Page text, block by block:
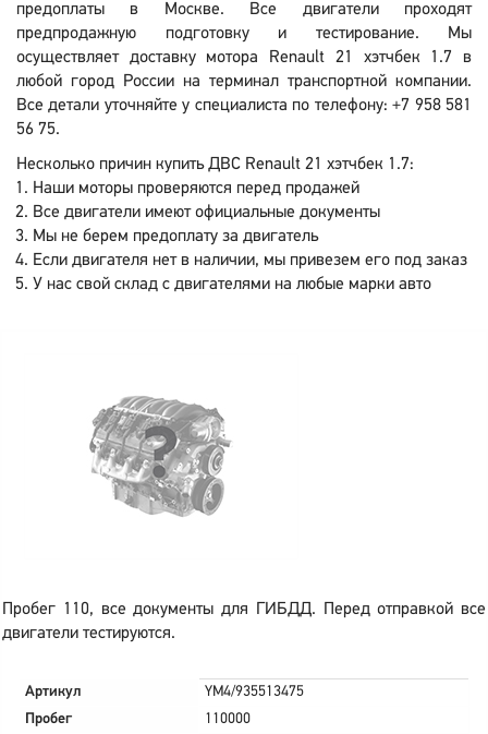
предоплаты в Москве. Все двигатели проходят
предпродажную подготовку и тестирование. Мы
осуществляет доставку мотора Renault 21 хэтчбек 1.7 в
любой город России на терминал транспортной компании.
Все детали уточняйте у специалиста по телефону: +7 958 581
56 75.
Несколько причин купить ДВС Renault 21 хэтчбек 1.7:
Наши моторы проверяются перед продажей
Все двигатели имеют официальные документы
Мы не берем предоплату за двигатель
Если двигателя нет в наличии, мы привезем его под заказ
У нас свой склад с двигателями на любые марки авто
Пробег 110, все документы для ГИБДД. Перед отправкой все
двигатели тестируются.
Артикул
YM4/935513475
Пробег
110000